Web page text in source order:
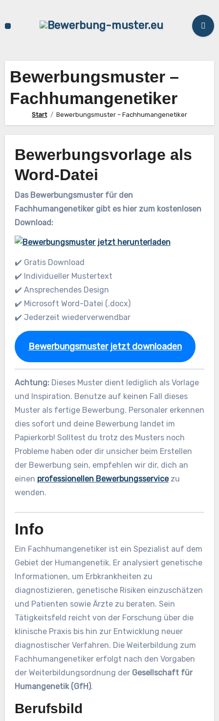
Bewerbungsmuster –
Fachhumangenetiker
Start Bewerbungsmuster – Fachhumangenetiker
Bewerbungsvorlage als
Word-Datei
Das Bewerbungsmuster für den
Fachhumangenetiker gibt es hier zum kostenlosen
Download:
✔️ Gratis Download
✔️ Individueller Mustertext
✔️ Ansprechendes Design
✔️ Microsoft Word-Datei (.docx)
✔️ Jederzeit wiederverwendbar
Bewerbungsmuster jetzt downloaden
Achtung:Dieses Muster dient lediglich als Vorlage
und Inspiration. Benutze auf keinen Fall dieses
Muster als fertige Bewerbung. Personaler erkennen
dies sofort und deine Bewerbung landet im
Papierkorb! Solltest du trotz des Musters noch
Probleme haben oder dir unsicher beim Erstellen
der Bewerbung sein, empfehlen wir dir, dich an
einen professionellen Bewerbungsservicezu
wenden.
Info
Ein Fachhumangenetiker ist ein Spezialist auf dem
Gebiet der Humangenetik. Er analysiert genetische
Informationen, um Erbkrankheiten zu
diagnostizieren, genetische Risiken einzuschätzen
und Patienten sowie Ärzte zu beraten. Sein
Tätigkeitsfeld reicht von der Forschung über die
klinische Praxis bis hin zur Entwicklung neuer
diagnostischer Verfahren. Die Weiterbildung zum
Fachhumangenetiker erfolgt nach den Vorgaben
der Weiterbildungsordnung der Gesellschaft für
Humangenetik (GfH).
Berufsbild